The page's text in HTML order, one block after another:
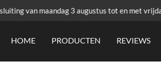
van maandag 3 augustus tot en met
HOME PRODUCTEN REVIEWS